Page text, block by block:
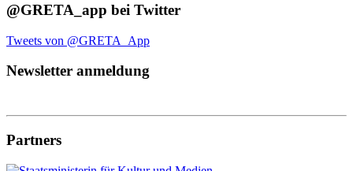
@GRETA_app bei Twitter
Tweets von @GRETA_App
Newsletter anmeldung
Partners